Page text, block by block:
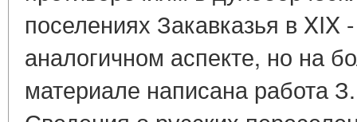
поселениях Закавказья в XIX
аналогичном аспекте, но на
материале написана работа